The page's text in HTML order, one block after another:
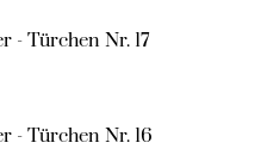
- Türchen Nr. 17
- Türchen Nr. 16